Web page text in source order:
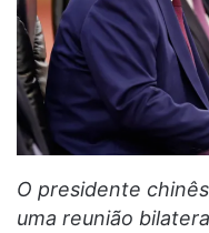
O presidente
uma reunião